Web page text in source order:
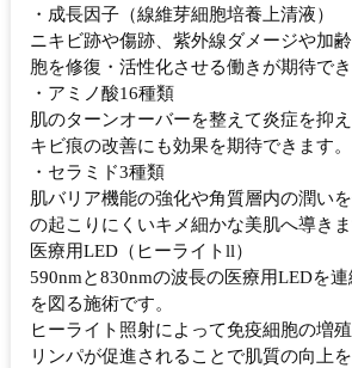
・成長因子（線維芽細胞培養上清液）
ニキビ跡や傷跡、紫外線ダメージや加
胞を修復・活性化させる働きが期待でき
・アミノ酸16種類
肌のターンオーバーを整えて炎症を抑
キビ痕の改善にも効果を期待できます。
・セラミド3種類
肌バリア機能の強化や角質層内の潤い
の起こりにくいキメ細かな美肌へ導きま
医療用LED（ヒーライトll）
590nmと830nmの波長の医療用LEDを
を図る施術です。
ヒーライト照射によって免疫細胞の増
リンパが促進されることで肌質の向上を